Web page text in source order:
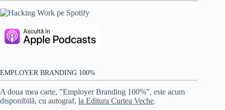
EMPLOYER BRANDING 100%
A doua mea carte, ”Employer Branding 100%”, este acum
disponibilă, cu autograf, la Editura Curtea Veche.